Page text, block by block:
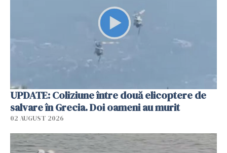
UPDATE: Coliziune între două elicoptere de
salvare în Grecia. Doi oameni au murit
02 AUGUST 2026